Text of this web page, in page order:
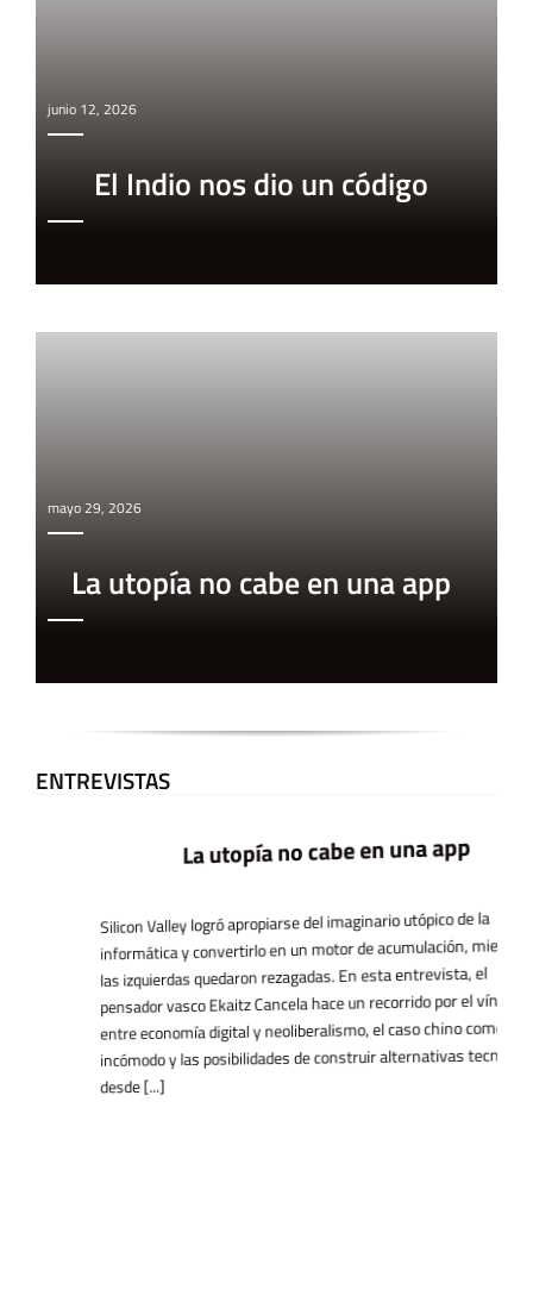
junio 12, 2026
El Indio nos dio un código
mayo 29, 2026
La utopía no cabe en una app
ENTREVISTAS
La utopía no cabe en una app
Silicon Valley logró apropiarse del imaginario utópico de la
informática y convertirlo en un motor de acumulación, mientras
las izquierdas quedaron rezagadas. En esta entrevista, el
pensador vasco Ekaitz Cancela hace un recorrido por el vínculo
entre economía digital y neoliberalismo, el caso chino como espejo
incómodo y las posibilidades de construir alternativas tecnológicas
desde [...]